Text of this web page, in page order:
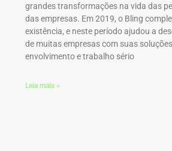
grandes transformações na vida das
das empresas. Em 2019, o Bling
existência, e neste período ajudou a
de muitas empresas com suas
envolvimento e trabalho sério
Leia mais »